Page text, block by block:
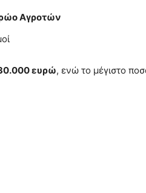
Αγροτών
ευρώ, ενώ το μέγιστο